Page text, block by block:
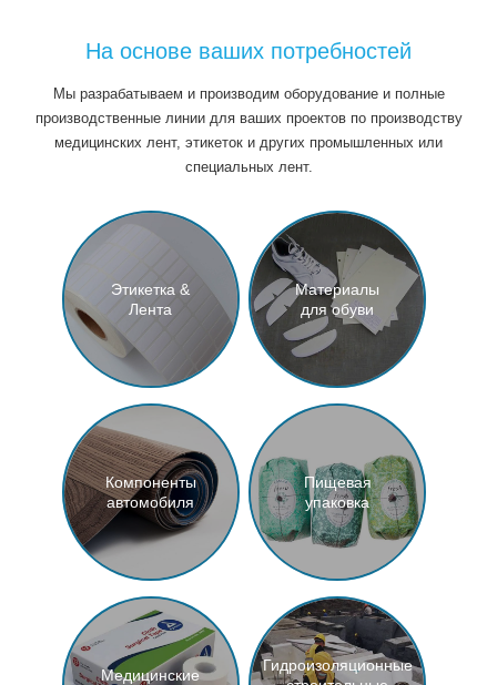
На основе ваших потребностей
Мы разрабатываем и производим оборудование и полные
производственные линии для ваших проектов по производству
медицинских лент, этикеток и других промышленных или
специальных лент.
Этикетка &
Лента
Материалы
для обуви
Компоненты
автомобиля
Пищевая
упаковка
Медицинские
Гидроизоляционные